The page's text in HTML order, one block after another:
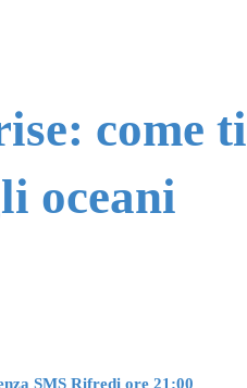
come ti
oceani
SMS Rifredi ore 21:00